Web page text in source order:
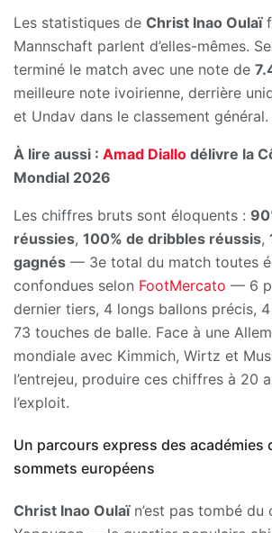
Les statistiques de Christ Inao Oulaï
Mannschaft parlent d’elles-mêmes.
terminé le match avec une note de
meilleure note ivoirienne, derrière
et Undav dans le classement général.
À lire aussi : Amad Diallo délivre la
Mondial 2026
Les chiffres bruts sont éloquents :
réussies, 100% de dribbles réussis,
gagnés — 3e total du match toutes
confondues selon FootMercato — 6
dernier tiers, 4 longs ballons précis,
73 touches de balle. Face à une
mondiale avec Kimmich, Wirtz et
l’entrejeu, produire ces chiffres à 20
l’exploit.
Un parcours express des académies
sommets européens
Christ Inao Oulaïn’est pas tombé du